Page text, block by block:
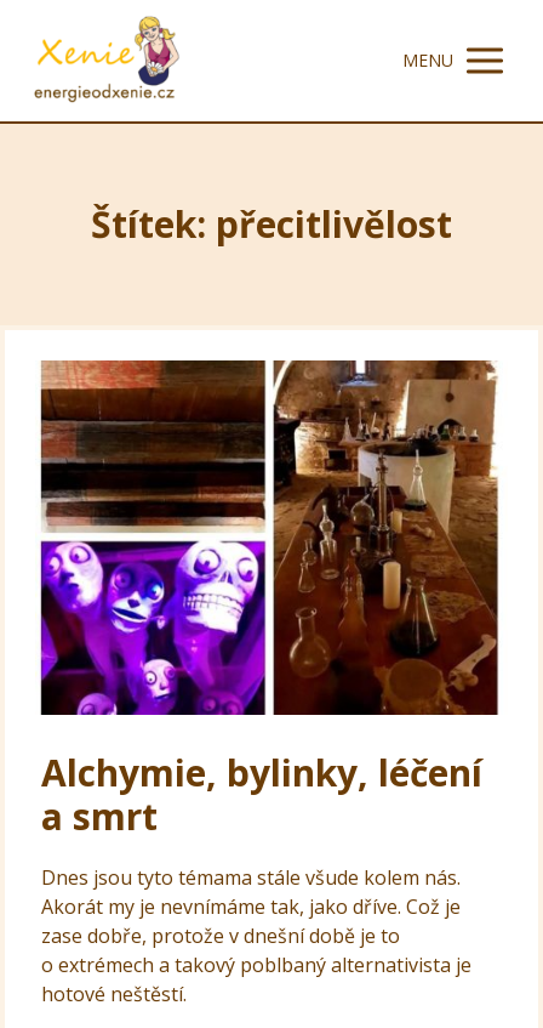
MENU
Štítek: přecitlivělost
Alchymie, bylinky, léčení
a smrt
Dnes jsou tyto témama stále všude kolem nás.
Akorát my je nevnímáme tak, jako dříve. Což je
zase dobře, protože v dnešní době je to
o extrémech a takový poblbaný alternativista je
hotové neštěstí.